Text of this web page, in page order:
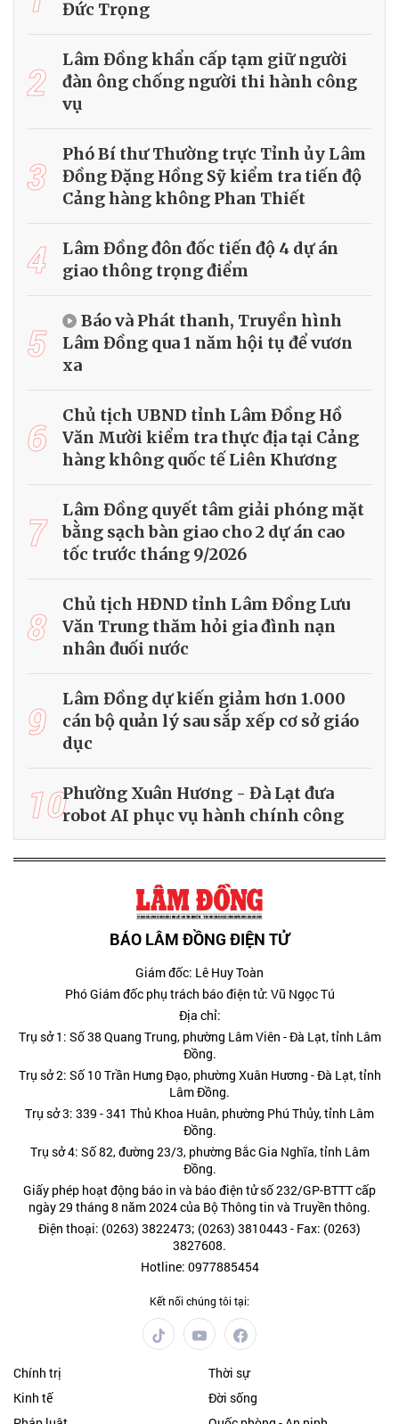
Đức Trọng
2
Lâm Đồng khẩn cấp tạm giữ người
đàn ông chống người thi hành công
vụ
3
Phó Bí thư Thường trực Tỉnh ủy Lâm
Đồng Đặng Hồng Sỹ kiểm tra tiến độ
Cảng hàng không Phan Thiết
4
Lâm Đồng đôn đốc tiến độ 4 dự án
giao thông trọng điểm
5
Báo và Phát thanh, Truyền hình
Lâm Đồng qua 1 năm hội tụ để vươn
xa
6
Chủ tịch UBND tỉnh Lâm Đồng Hồ
Văn Mười kiểm tra thực địa tại Cảng
hàng không quốc tế Liên Khương
7
Lâm Đồng quyết tâm giải phóng mặt
bằng sạch bàn giao cho 2 dự án cao
tốc trước tháng 9/2026
8
Chủ tịch HĐND tỉnh Lâm Đồng Lưu
Văn Trung thăm hỏi gia đình nạn
nhân đuối nước
9
Lâm Đồng dự kiến giảm hơn 1.000
cán bộ quản lý sau sắp xếp cơ sở giáo
dục
10Phường Xuân Hương - Đà Lạt đưa
robot AI phục vụ hành chính công
BÁO LÂM ĐỒNG ĐIỆN TỬ
Giám đốc: Lê Huy Toàn
Phó Giám đốc phụ trách báo điện tử: Vũ Ngọc Tú
Địa chỉ:
Trụ sở 1: Số 38 Quang Trung, phường Lâm Viên - Đà Lạt, tỉnh Lâm
Đồng.
Trụ sở 2: Số 10 Trần Hưng Đạo, phường Xuân Hương - Đà Lạt, tỉnh
Lâm Đồng.
Trụ sở 3: 339 - 341 Thủ Khoa Huân, phường Phú Thủy, tỉnh Lâm
Đồng.
Trụ sở 4: Số 82, đường 23/3, phường Bắc Gia Nghĩa, tỉnh Lâm
Đồng.
Giấy phép hoạt động báo in và báo điện tử số 232/GP-BTTT cấp
ngày 29 tháng 8 năm 2024 của Bộ Thông tin và Truyền thông.
Điện thoại: (0263) 3822473; (0263) 3810443 - Fax: (0263)
3827608.
Hotline: 0977885454
Kết nối chúng tôi tại:
Chính trị
Thời sự
Kinh tế
Đời sống